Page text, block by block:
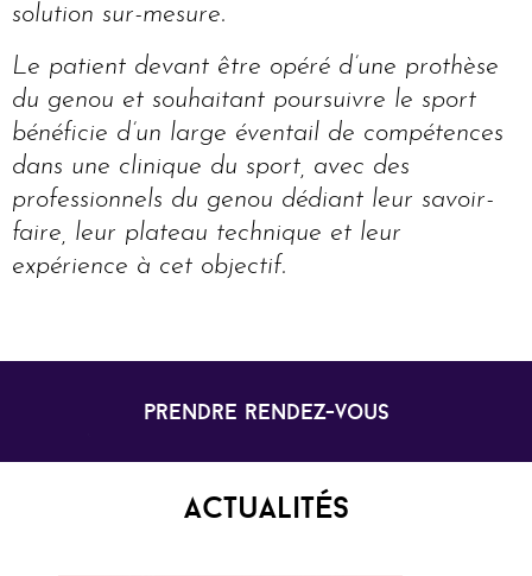
solution sur-mesure.
Le patient devant être opéré d’une prothèse
du genou et souhaitant poursuivre le sport
bénéficie d’un large éventail de compétences
dans une clinique du sport, avec des
professionnels du genou dédiant leur savoir-
faire, leur plateau technique et leur
expérience à cet objectif.
prendre rendez-vous
Actualités